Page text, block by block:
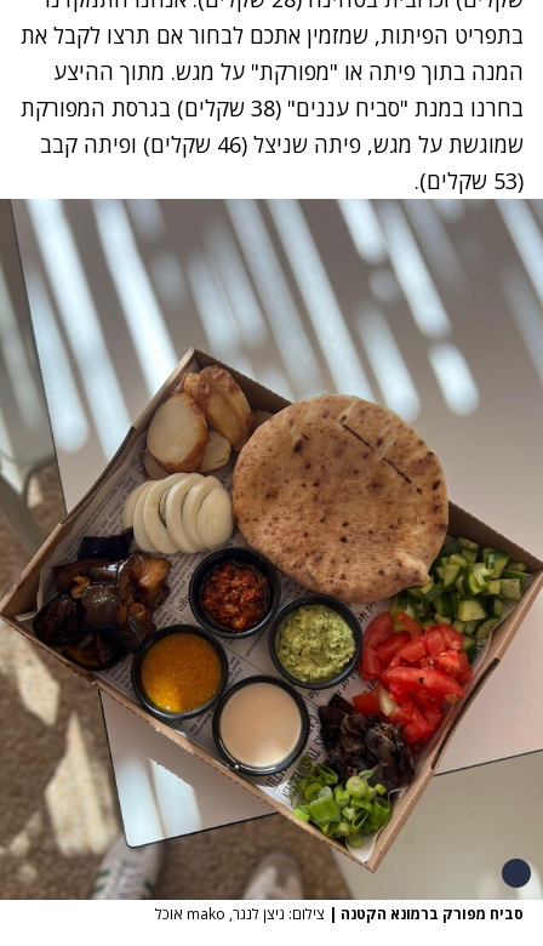
בתפריט הפיתות, שמזמין אתכם לבחור אם תרצו לקבל את
המנה בתוך פיתה או "מפורקת" על מגש. מתוך ההיצע
בחרנו במנת "סביח עננים" (38 שקלים) בגרסת המפורקת
שמוגשת על מגש, פיתה שניצל (46 שקלים) ופיתה קבב
(53 שקלים).
סביח מפורק ברמונא הקטנה | צילום: ניצן לנגר, mako אוכל